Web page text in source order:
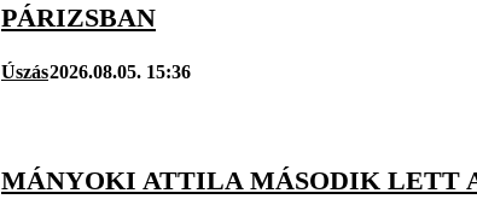
PÁRIZSBAN
Úszás2026.08.05. 15:36
MÁNYOKI ATTILA MÁSODIK LETT